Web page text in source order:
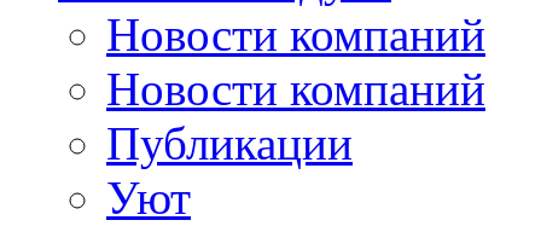
Новости компаний
Новости компаний
Публикации
Уют